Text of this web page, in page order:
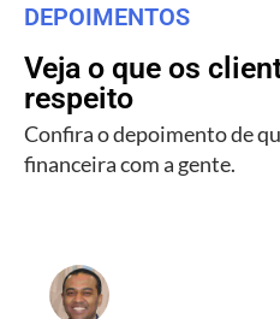
DEPOIMENTOS
Veja o que os
respeito
Confira o depoimento de
financeira com a gente.